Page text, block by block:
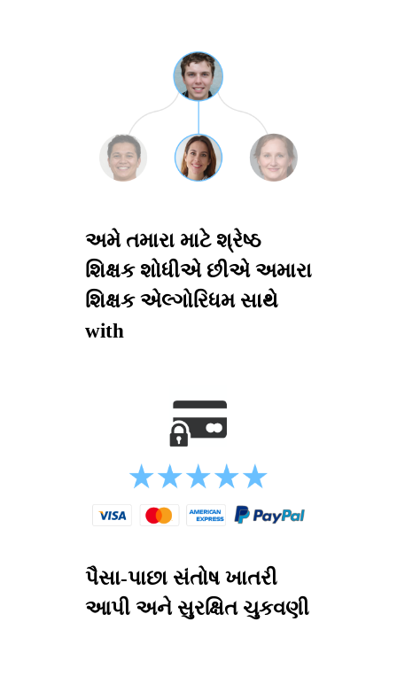
અમે તમારા માટે શ્રેષ્ઠ
શિક્ષક શોધીએ છીએ અમારા
શિક્ષક એલ્ગોરિધમ સાથે
with
પૈસા-પાછા સંતોષ ખાતરી
આપી અને સુરક્ષિત ચુકવણી